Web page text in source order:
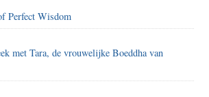
Perfect Wisdom
met Tara, de vrouwelijke Boeddha van